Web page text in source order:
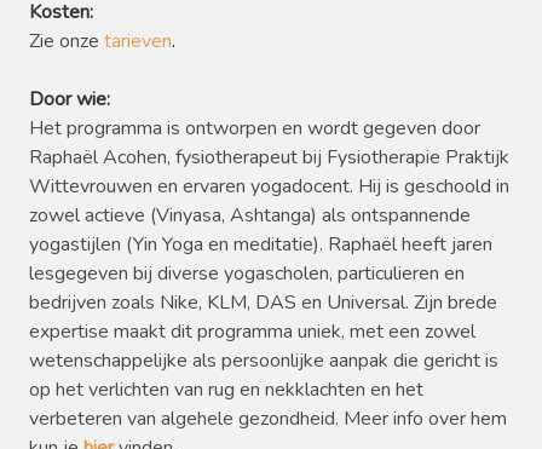
Kosten:
Zie onze tarieven.
Door wie:
Het programma is ontworpen en wordt gegeven door
Raphaël Acohen, fysiotherapeut bij Fysiotherapie Praktijk
Wittevrouwen en ervaren yogadocent. Hij is geschoold in
zowel actieve (Vinyasa, Ashtanga) als ontspannende
yogastijlen (Yin Yoga en meditatie). Raphaël heeft jaren
lesgegeven bij diverse yogascholen, particulieren en
bedrijven zoals Nike, KLM, DAS en Universal. Zijn brede
expertise maakt dit programma uniek, met een zowel
wetenschappelijke als persoonlijke aanpak die gericht is
op het verlichten van rug en nekklachten en het
verbeteren van algehele gezondheid. Meer info over hem